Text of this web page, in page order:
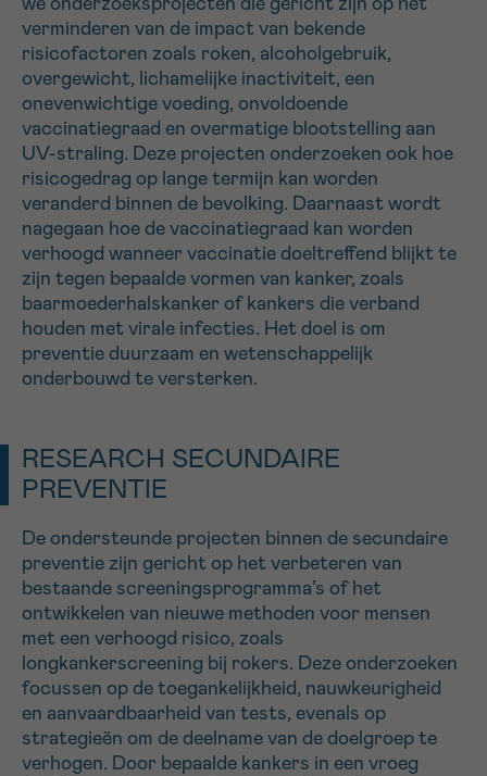
we onderzoeksprojecten die gericht zijn op het
verminderen van de impact van bekende
risicofactoren zoals roken, alcoholgebruik,
overgewicht, lichamelijke inactiviteit, een
onevenwichtige voeding, onvoldoende
vaccinatiegraad en overmatige blootstelling aan
UV-straling. Deze projecten onderzoeken ook hoe
risicogedrag op lange termijn kan worden
veranderd binnen de bevolking. Daarnaast wordt
nagegaan hoe de vaccinatiegraad kan worden
verhoogd wanneer vaccinatie doeltreffend blijkt te
zijn tegen bepaalde vormen van kanker, zoals
baarmoederhalskanker of kankers die verband
houden met virale infecties. Het doel is om
preventie duurzaam en wetenschappelijk
onderbouwd te versterken.
RESEARCH SECUNDAIRE
PREVENTIE
De ondersteunde projecten binnen de secundaire
preventie zijn gericht op het verbeteren van
bestaande screeningsprogramma’s of het
ontwikkelen van nieuwe methoden voor mensen
met een verhoogd risico, zoals
longkankerscreening bij rokers. Deze onderzoeken
focussen op de toegankelijkheid, nauwkeurigheid
en aanvaardbaarheid van tests, evenals op
strategieën om de deelname van de doelgroep te
verhogen. Door bepaalde kankers in een vroeg
VOORNAAM
EMAIL
MIJN VRAAG
Ik aanvaard degebruiksvoorwaarden
Sturen
16h-18h
Verder